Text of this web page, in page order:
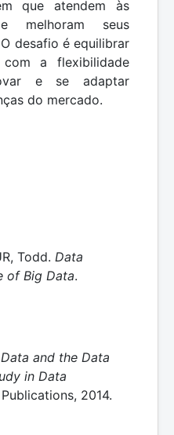
que atendem às
melhoram seus
desafio é equilibrar
a flexibilidade
e se adaptar
do mercado.
Todd. Data
of Big Data.
and the Data
in Data
2014.